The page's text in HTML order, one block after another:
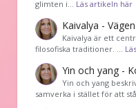
glimten i… Läs artikeln här
Kaivalya -
Kaivalya är ett
filosofiska traditioner. …
Yin och yang -
Yin och yang
samverka i stället för att